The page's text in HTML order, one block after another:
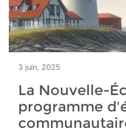
3 juin, 2025
La Nouvelle-
programme